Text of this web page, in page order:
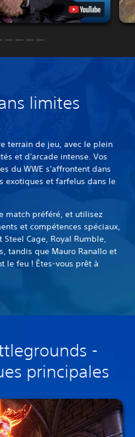
limites
terrain de jeu, avec le plein
et d'arcade intense. Vos
du WWE s'affrontent dans
exotiques et farfelus dans le
match préféré, et utilisez
et compétences spéciaux,
Cage, Royal Rumble,
tandis que Mauro Ranallo et
le feu ! Êtes-vous prêt à
-
principales